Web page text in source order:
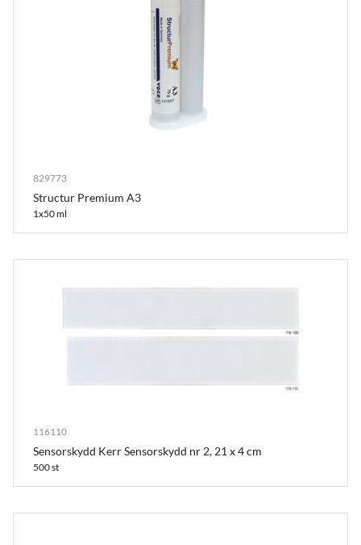
829773
Structur Premium A3
1x50 ml
116110
Sensorskydd Kerr Sensorskydd nr 2, 21 x 4 cm
500 st